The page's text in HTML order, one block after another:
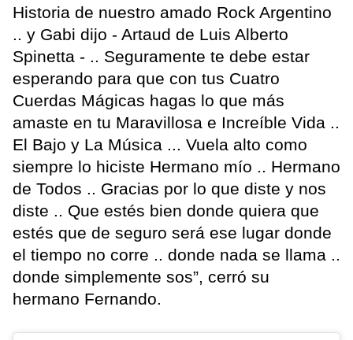
Historia de nuestro amado Rock Argentino
.. y Gabi dijo - Artaud de Luis Alberto
Spinetta - .. Seguramente te debe estar
esperando para que con tus Cuatro
Cuerdas Mágicas hagas lo que más
amaste en tu Maravillosa e Increíble Vida ..
El Bajo y La Música ... Vuela alto como
siempre lo hiciste Hermano mío .. Hermano
de Todos .. Gracias por lo que diste y nos
diste .. Que estés bien donde quiera que
estés que de seguro será ese lugar donde
el tiempo no corre .. donde nada se llama ..
donde simplemente sos”, cerró su
hermano Fernando.